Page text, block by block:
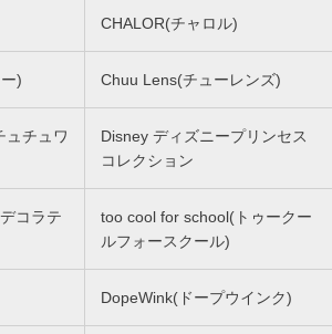
CHALOR(チャロル)
) Chuu Lens(チューレンズ)
ュチュワ
Disney ディズニープリンセス
コレクション
コラテ
too cool for school(トゥークー
ルフォースクール)
DopeWink(ドープウインク)